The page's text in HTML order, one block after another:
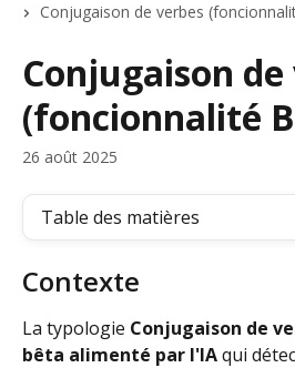
Conjugaison de verbes
Conjugaison de
(foncionnalité
26 août 2025
Table des matières
Contexte
La typologie Conjugaison de
bêta alimenté par l'IA qui